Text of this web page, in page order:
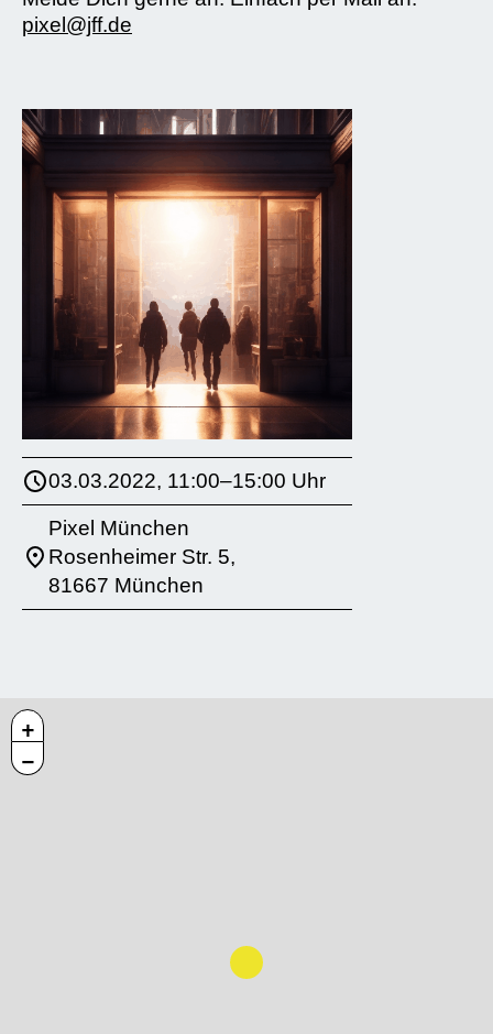
pixel@jff.de
03.03.2022, 11:00–15:00 Uhr
Pixel München
Rosenheimer Str. 5,
81667 München
+
−